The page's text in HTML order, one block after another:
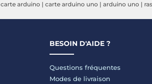
carte arduino | carte arduino uno | arduino uno |
BESOIN D'AIDE ?
Questions fréquentes
Modes de livraison